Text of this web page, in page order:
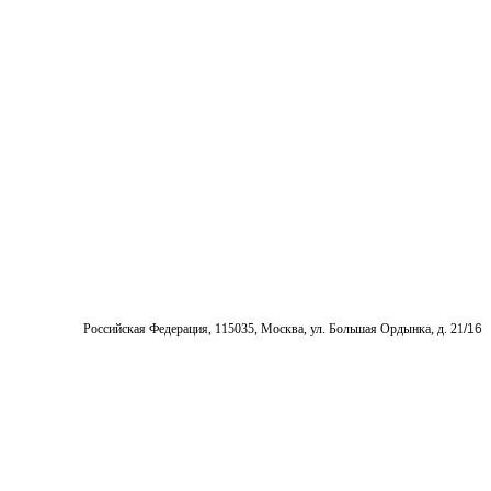
Pоссийская Федерация, 115035, Москва, ул. Большая Ордынка, д. 21/16